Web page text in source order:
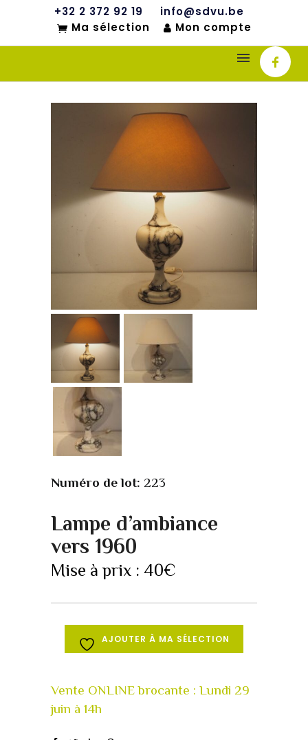
+32 2 372 92 19
info@sdvu.be
Ma sélection
Mon compte
Numéro de lot: 223
Lampe d’ambiance
vers 1960
Mise à prix : 40€
AJOUTER À MA SÉLECTION